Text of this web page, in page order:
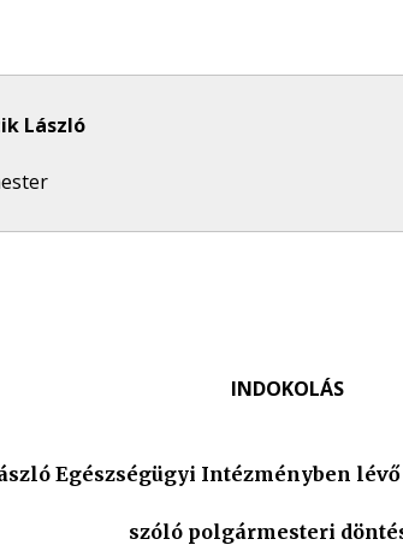
László
INDOKOLÁS
Egészségügyi Intézményben
szóló polgármesteri